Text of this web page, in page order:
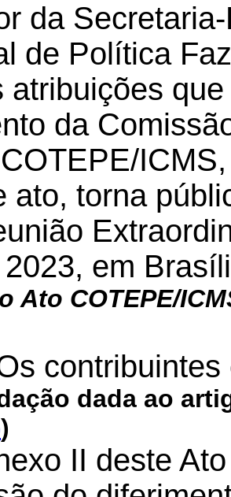
da
de Política
atribuições
da
ato, torna
em
Ato COTEPE/
dada ao
)
II deste